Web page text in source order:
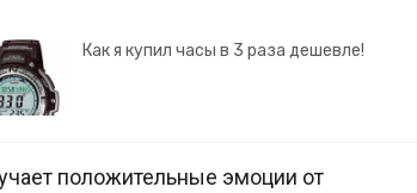
Как я купил часы в 3 раза дешевле!
положительные эмоции от